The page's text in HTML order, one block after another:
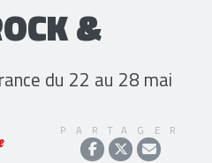
&
du 22 au 28 mai
PARTAGER